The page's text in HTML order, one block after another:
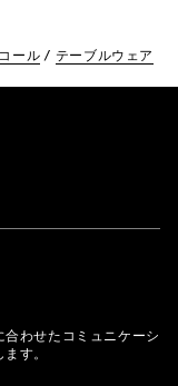
ール テーブルウェア
わせたコミュニケーシ
す。